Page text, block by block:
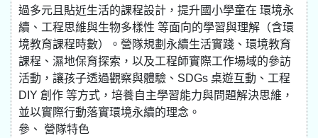
過多元且貼近生活的課程設計，提升國小學童在 環境永
續、工程思維與生物多樣性 等面向的學習與理解（含環
境教育課程時數）。營隊規劃永續生活實踐、環境教育
課程、濕地保育探索，以及工程師實際工作場域的參訪
活動，讓孩子透過觀察與體驗、SDGs 桌遊互動、工程
DIY 創作 等方式，培養自主學習能力與問題解決思維，
並以實際行動落實環境永續的理念。
參、 營隊特色